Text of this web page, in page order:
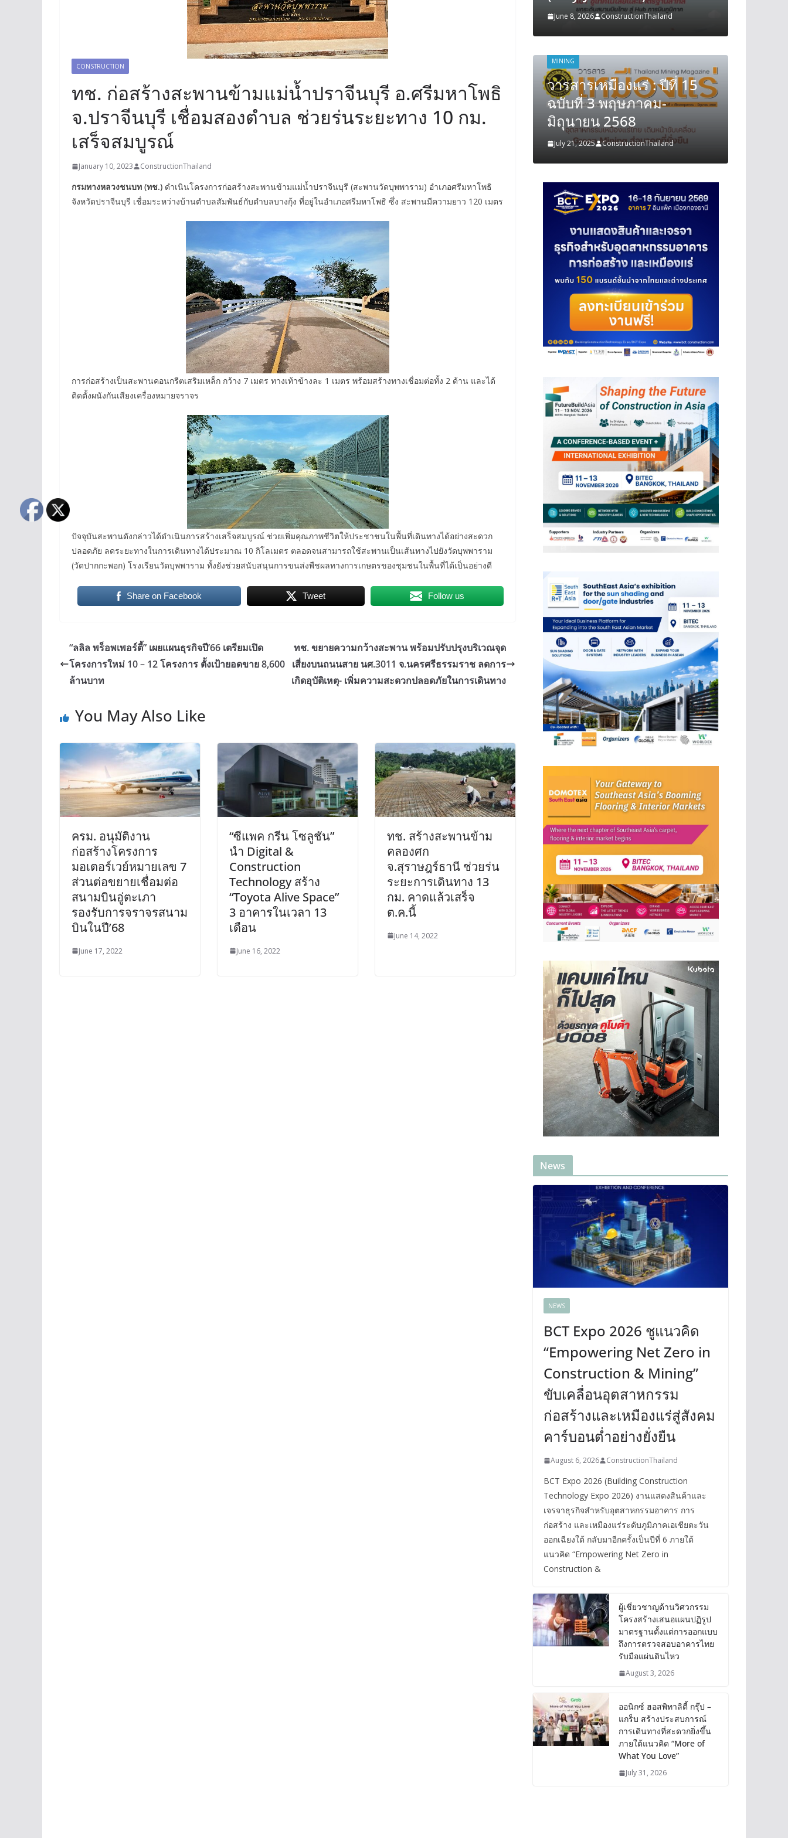
CONSTRUCTION
ทช. ก่อสร้างสะพานข้ามแม่น้ำปราจีนบุรี อ.ศรีมหาโพธิ
จ.ปราจีนบุรี เชื่อมสองตำบล ช่วยร่นระยะทาง 10 กม.
เสร็จสมบูรณ์
January 10, 2023 ConstructionThailand
กรมทางหลวงชนบท (ทช.) ดำเนินโครงการก่อสร้างสะพานข้ามแม่น้ำปราจีนบุรี (สะพานวัดบุพพาราม) อำเภอศรีมหาโพธิ
จังหวัดปราจีนบุรี เชื่อมระหว่างบ้านตำบลสัมพันธ์กับตำบลบางกุ้ง ที่อยู่ในอำเภอศรีมหาโพธิ ซึ่ง สะพานมีความยาว 120 เมตร
การก่อสร้างเป็นสะพานคอนกรีตเสริมเหล็ก กว้าง 7 เมตร ทางเท้าข้างละ 1 เมตร พร้อมสร้างทางเชื่อมต่อทั้ง 2 ด้าน และได้
ติดตั้งผนังกันเสียงเครื่องหมายจราจร
ปัจจุบันสะพานดังกล่าวได้ดำเนินการสร้างเสร็จสมบูรณ์ ช่วยเพิ่มคุณภาพชีวิตให้ประชาชนในพื้นที่เดินทางได้อย่างสะดวก
ปลอดภัย ลดระยะทางในการเดินทางได้ประมาณ 10 กิโลเมตร ตลอดจนสามารถใช้สะพานเป็นเส้นทางไปยังวัดบุพพาราม
(วัดปากกะพอก) โรงเรียนวัดบุพพาราม ทั้งยังช่วยสนับสนุนการขนส่งพืชผลทางการเกษตรของชุมชนในพื้นที่ได้เป็นอย่างดี
Share on Facebook Tweet Follow us
“ลลิล พร็อพเพอร์ตี้” เผยแผนธุรกิจปี’66 เตรียมเปิด
โครงการใหม่ 10 – 12 โครงการ ตั้งเป้ายอดขาย 8,600
ล้านบาท
ทช. ขยายความกว้างสะพาน พร้อมปรับปรุงบริเวณจุด
เสี่ยงบนถนนสาย นศ.3011 จ.นครศรีธรรมราช ลดการ
เกิดอุบัติเหตุ- เพิ่มความสะดวกปลอดภัยในการเดินทาง
You May Also Like
ครม. อนุมัติงาน
ก่อสร้างโครงการ
มอเตอร์เวย์หมายเลข 7
ส่วนต่อขยายเชื่อมต่อ
สนามบินอู่ตะเภา
รองรับการจราจรสนาม
บินในปี’68
June 17, 2022
“ซีแพค กรีน โซลูชัน”
นำ Digital &
Construction
Technology สร้าง
“Toyota Alive Space”
3 อาคารในเวลา 13
เดือน
June 16, 2022
ทช. สร้างสะพานข้าม
คลองศก
จ.สุราษฎร์ธานี ช่วยร่น
ระยะการเดินทาง 13
กม. คาดแล้วเสร็จ
ต.ค.นี้
June 14, 2022
June 8, 2026 June 8, 2026 ConstructionThailand
MINING
วารสารเหมืองแร่ : ปีที่ 15
ฉบับที่ 3 พฤษภาคม-
มิถุนายน 2568
MINING
วารสารเหมืองแร่ : ปีที่ 15
ฉบับที่ 3 พฤษภาคม-
มิถุนายน 2568
July 21, 2025 ConstructionThailand
News
NEWS
BCT Expo 2026 ชูแนวคิด
“Empowering Net Zero in
Construction & Mining”
ขับเคลื่อนอุตสาหกรรม
ก่อสร้างและเหมืองแร่สู่สังคม
คาร์บอนต่ำอย่างยั่งยืน
August 6, 2026 ConstructionThailand
BCT Expo 2026 (Building Construction
Technology Expo 2026) งานแสดงสินค้าและ
เจรจาธุรกิจสำหรับอุตสาหกรรมอาคาร การ
ก่อสร้าง และเหมืองแร่ระดับภูมิภาคเอเชียตะวัน
ออกเฉียงใต้ กลับมาอีกครั้งเป็นปีที่ 6 ภายใต้
แนวคิด “Empowering Net Zero in
Construction &
ผู้เชี่ยวชาญด้านวิศวกรรม
โครงสร้างเสนอแผนปฏิรูป
มาตรฐานตั้งแต่การออกแบบ
ถึงการตรวจสอบอาคารไทย
รับมือแผ่นดินไหว
August 3, 2026
ออนิกซ์ ฮอสพิทาลิตี้ กรุ๊ป –
แกร็บ สร้างประสบการณ์
การเดินทางที่สะดวกยิ่งขึ้น
ภายใต้แนวคิด “More of
What You Love”
July 31, 2026